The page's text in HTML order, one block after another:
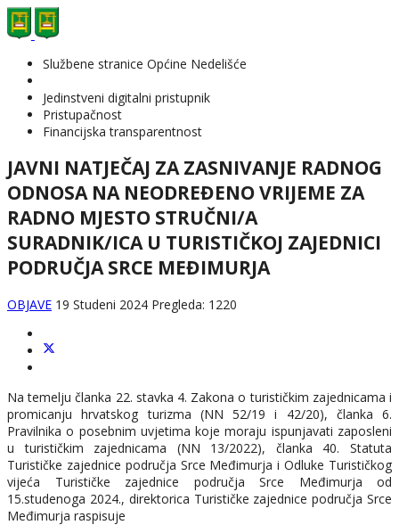
Službene stranice Općine Nedelišće
Jedinstveni digitalni pristupnik
Pristupačnost
Financijska transparentnost
JAVNI NATJEČAJ ZA ZASNIVANJE RADNOG
ODNOSA NA NEODREĐENO VRIJEME ZA
RADNO MJESTO STRUČNI/A
SURADNIK/ICA U TURISTIČKOJ ZAJEDNICI
PODRUČJA SRCE MEĐIMURJA
OBJAVE 19 Studeni 2024 Pregleda: 1220
Na temelju članka 22. stavka 4. Zakona o turističkim zajednicama i
promicanju hrvatskog turizma (NN 52/19 i 42/20), članka 6.
Pravilnika o posebnim uvjetima koje moraju ispunjavati zaposleni
u turističkim zajednicama (NN 13/2022), članka 40. Statuta
Turističke zajednice područja Srce Međimurja i Odluke Turističkog
vijeća Turističke zajednice područja Srce Međimurja od
15.studenoga 2024., direktorica Turističke zajednice područja Srce
Međimurja raspisuje